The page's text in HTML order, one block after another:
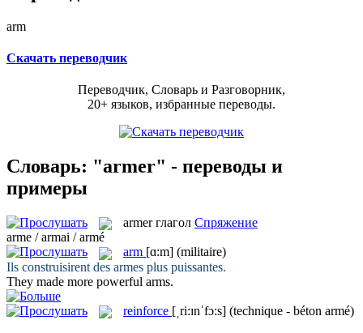
arm
Скачать переводчик
Переводчик, Словарь и Разговорник,
20+ языков, избранные переводы.
Словарь: "armer" - переводы и
примеры
armer глагол Спряжение
arme / armai / armé
arm [ɑ:m] (militaire)
Ils construisirent des armes plus puissantes.
They made more powerful arms.
reinforce [ˌri:ɪnˈfɔ:s] (technique - béton armé)